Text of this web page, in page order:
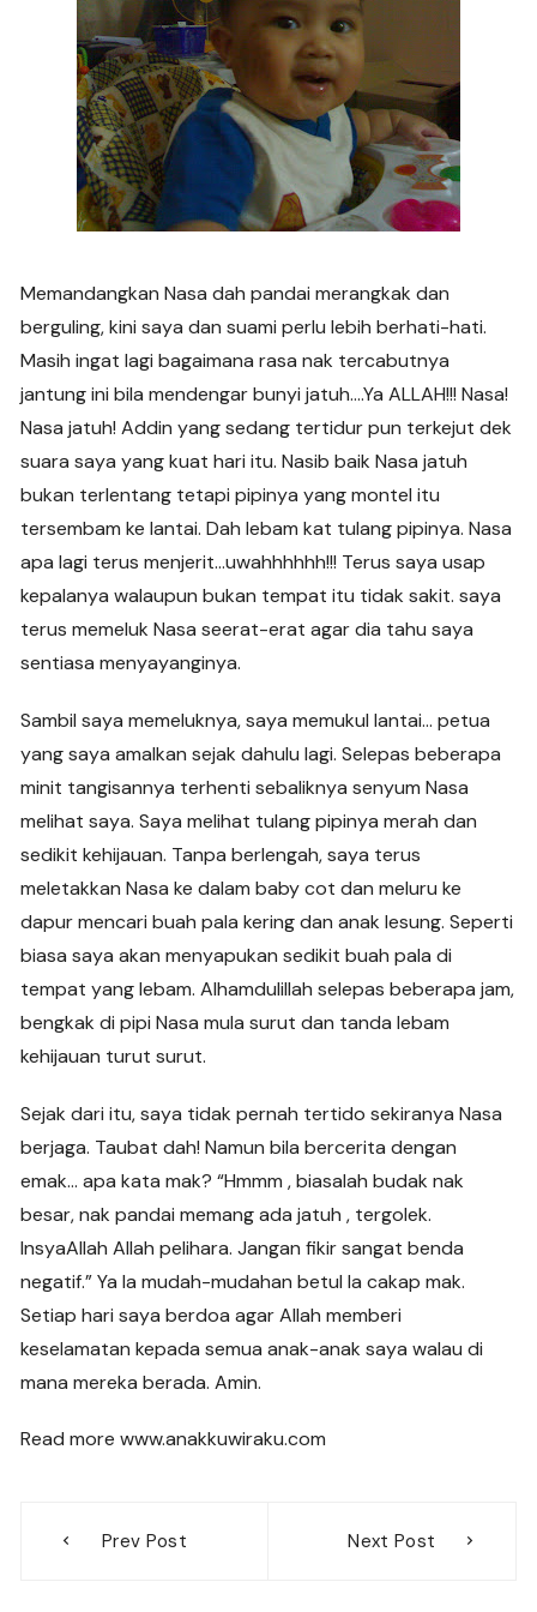
Memandangkan Nasa dah pandai merangkak dan
berguling, kini saya dan suami perlu lebih berhati-hati.
Masih ingat lagi bagaimana rasa nak tercabutnya
jantung ini bila mendengar bunyi jatuh….Ya ALLAH!!! Nasa!
Nasa jatuh! Addin yang sedang tertidur pun terkejut dek
suara saya yang kuat hari itu. Nasib baik Nasa jatuh
bukan terlentang tetapi pipinya yang montel itu
tersembam ke lantai. Dah lebam kat tulang pipinya. Nasa
apa lagi terus menjerit…uwahhhhhh!!! Terus saya usap
kepalanya walaupun bukan tempat itu tidak sakit. saya
terus memeluk Nasa seerat-erat agar dia tahu saya
sentiasa menyayanginya.
Sambil saya memeluknya, saya memukul lantai… petua
yang saya amalkan sejak dahulu lagi. Selepas beberapa
minit tangisannya terhenti sebaliknya senyum Nasa
melihat saya. Saya melihat tulang pipinya merah dan
sedikit kehijauan. Tanpa berlengah, saya terus
meletakkan Nasa ke dalam baby cot dan meluru ke
dapur mencari buah pala kering dan anak lesung. Seperti
biasa saya akan menyapukan sedikit buah pala di
tempat yang lebam. Alhamdulillah selepas beberapa jam,
bengkak di pipi Nasa mula surut dan tanda lebam
kehijauan turut surut.
Sejak dari itu, saya tidak pernah tertido sekiranya Nasa
berjaga. Taubat dah! Namun bila bercerita dengan
emak… apa kata mak? “Hmmm , biasalah budak nak
besar, nak pandai memang ada jatuh , tergolek.
InsyaAllah Allah pelihara. Jangan fikir sangat benda
negatif.” Ya la mudah-mudahan betul la cakap mak.
Setiap hari saya berdoa agar Allah memberi
keselamatan kepada semua anak-anak saya walau di
mana mereka berada. Amin.
Read more www.anakkuwiraku.com
navigation
Prev Post Next Post